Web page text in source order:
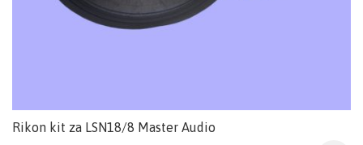
Rikon kit za LSN18/8 Master Audio